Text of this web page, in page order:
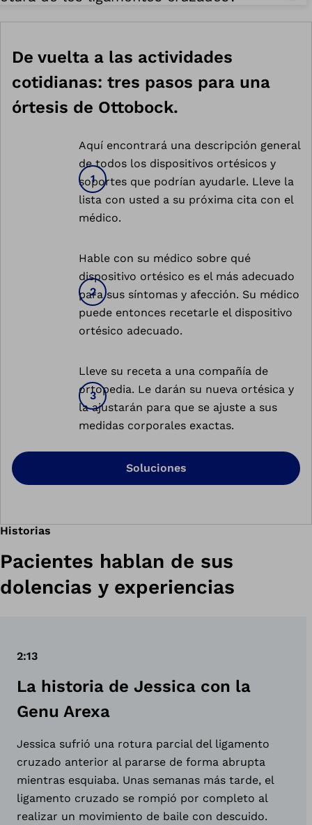
De vuelta a las actividades
cotidianas: tres pasos para una
órtesis de Ottobock.
Aquí encontrará una descripción general
de todos los dispositivos ortésicos y
soportes que podrían ayudarle. Lleve la
lista con usted a su próxima cita con el
médico.
Hable con su médico sobre qué
dispositivo ortésico es el más adecuado
para sus síntomas y afección. Su médico
puede entonces recetarle el dispositivo
ortésico adecuado.
Lleve su receta a una compañía de
ortopedia. Le darán su nueva ortésica y
la ajustarán para que se ajuste a sus
medidas corporales exactas.
Soluciones
Historias
Pacientes hablan de sus
dolencias y experiencias
2:13
La historia de Jessica con la
Genu Arexa
Jessica sufrió una rotura parcial del ligamento
cruzado anterior al pararse de forma abrupta
mientras esquiaba. Unas semanas más tarde, el
ligamento cruzado se rompió por completo al
realizar un movimiento de baile con descuido.